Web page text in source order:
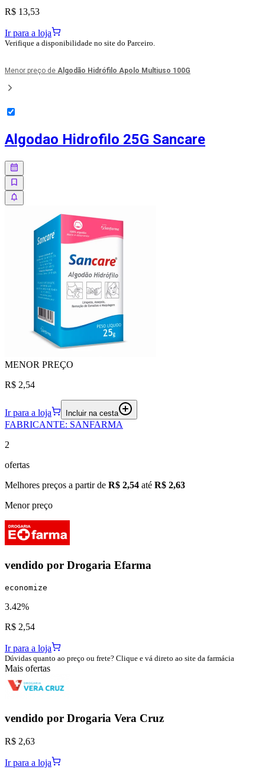
R$ 13,53
Ir para a loja
Verifique a disponibilidade no site do Parceiro.
Menor preço de Algodão Hidrófilo Apolo Multiuso 100G
Algodao Hidrofilo 25G Sancare
MENOR PREÇO
R$ 2,54
Ir para a loja Incluir na cesta
FABRICANTE: SANFARMA
2
ofertas
Melhores preços a partir de R$ 2,54 até R$ 2,63
Menor preço
vendido por Drogaria Efarma
economize
3.42%
R$ 2,54
Ir para a loja
Dúvidas quanto ao preço ou frete? Clique e vá direto ao site da farmácia
Mais ofertas
vendido por Drogaria Vera Cruz
R$ 2,63
Ir para a loja